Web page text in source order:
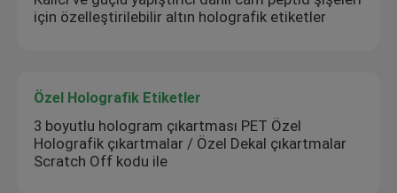
için özelleştirilebilir altın holografik etiketler
Özel Holografik Etiketler
3 boyutlu hologram çıkartması PET Özel
Holografik çıkartmalar / Özel Dekal çıkartmalar
Scratch Off kodu ile